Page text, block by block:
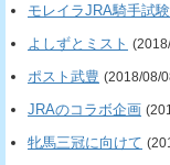
モレイラJRA騎手試
よしずとミスト
ポスト武豊 (2018/08/
JRAのコラボ企画
牝馬三冠に向けて